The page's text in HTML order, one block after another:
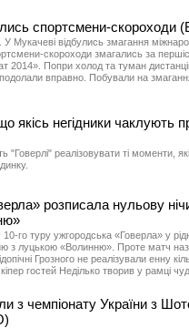
спортсмени-скороходи
Мукачеві відбулись змагання
скороходи змагались за
2014». Попри холод та туман
вправно. Побували на
якісь негідники чаклують
"Говерлі" реалізовувати ті моменти,
розписала нульову
го туру ужгородська «Говерла» у
з луцькою «Волинню». Проте матч
Грозного не реалізували енну
гостей Неділько творив у рамці
з чемпіонату України з